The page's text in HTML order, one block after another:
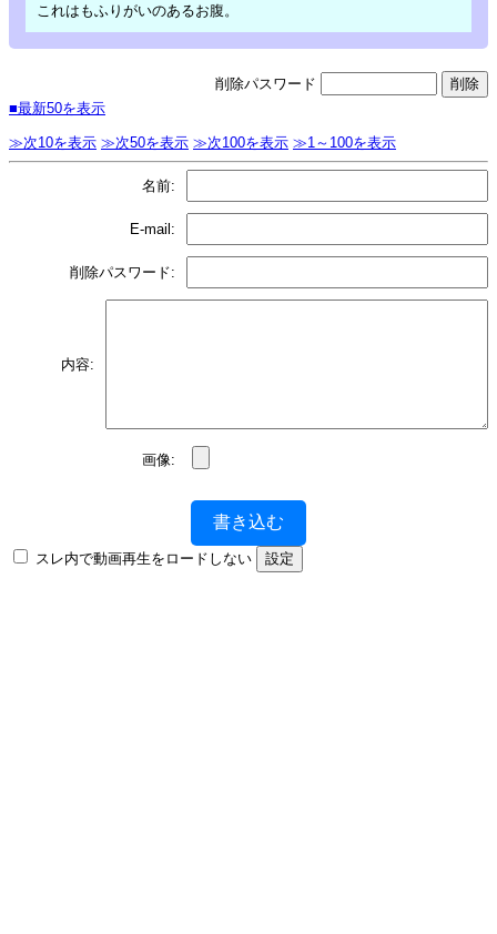
これはもふりがいのあるお腹。
削除パスワード
■最新50を表示
≫次10を表示 ≫次50を表示 ≫次100を表示 ≫1～100を表示
名前:
E-mail:
削除パスワード:
内容:
画像:
書き込む
スレ内で動画再生をロードしない